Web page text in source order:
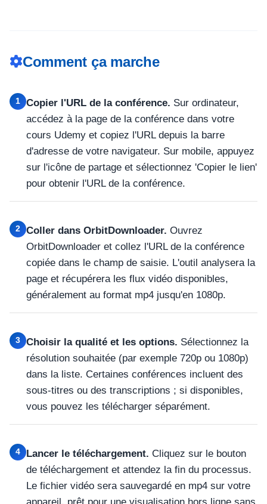
Comment ça marche
1 Copier l'URL de la conférence. Sur ordinateur,
accédez à la page de la conférence dans votre
cours Udemy et copiez l'URL depuis la barre
d'adresse de votre navigateur. Sur mobile, appuyez
sur l'icône de partage et sélectionnez 'Copier le lien'
pour obtenir l'URL de la conférence.
2 Coller dans OrbitDownloader. Ouvrez
OrbitDownloader et collez l'URL de la conférence
copiée dans le champ de saisie. L'outil analysera la
page et récupérera les flux vidéo disponibles,
généralement au format mp4 jusqu'en 1080p.
3 Choisir la qualité et les options. Sélectionnez la
résolution souhaitée (par exemple 720p ou 1080p)
dans la liste. Certaines conférences incluent des
sous-titres ou des transcriptions ; si disponibles,
vous pouvez les télécharger séparément.
4 Lancer le téléchargement. Cliquez sur le bouton
de téléchargement et attendez la fin du processus.
Le fichier vidéo sera sauvegardé en mp4 sur votre